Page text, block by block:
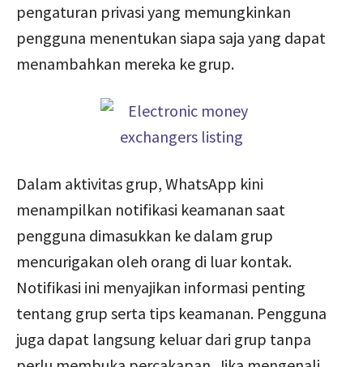
pengaturan privasi yang memungkinkan
pengguna menentukan siapa saja yang dapat
menambahkan mereka ke grup.
Dalam aktivitas grup, WhatsApp kini
menampilkan notifikasi keamanan saat
pengguna dimasukkan ke dalam grup
mencurigakan oleh orang di luar kontak.
Notifikasi ini menyajikan informasi penting
tentang grup serta tips keamanan. Pengguna
juga dapat langsung keluar dari grup tanpa